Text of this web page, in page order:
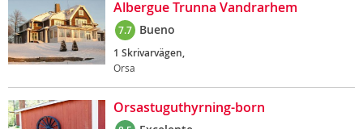
Albergue Trunna Vandrarhem
7.7 Bueno
1 Skrivarvägen,
Orsa
Orsastuguthyrning-born